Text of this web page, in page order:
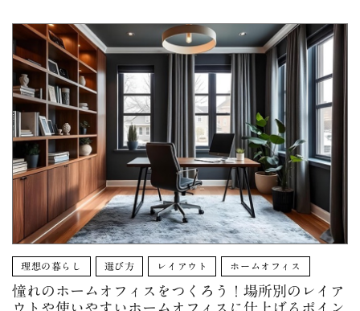
理想の暮らし 選び方 レイアウト ホームオフィス
憧れのホームオフィスをつくろう！場所別のレイア
ウトや使いやすいホームオフィスに仕上げるポイン